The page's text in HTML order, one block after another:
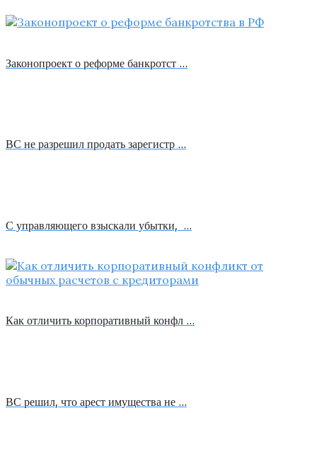
Законопроект о реформе банкротст …
ВС не разрешил продать зарегистр …
С управляющего взыскали убытки, …
Как отличить корпоративный конфл …
ВС решил, что арест имущества не …